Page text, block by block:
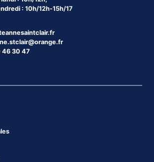
: 10h/12h-15h/17
46 30 47